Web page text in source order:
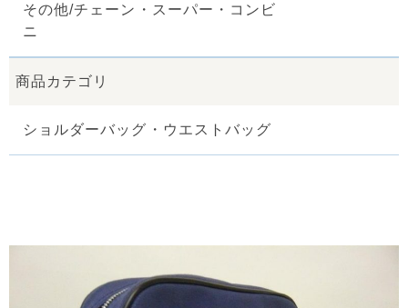
その他/チェーン・スーパー・コンビ
ニ
商品カテゴリ
ショルダーバッグ・ウエストバッグ